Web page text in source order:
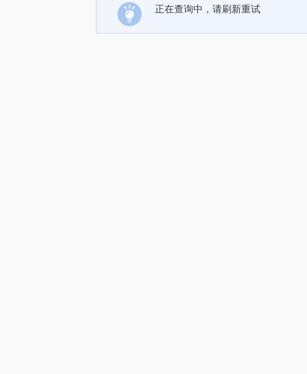
正在查询中，请刷新重试